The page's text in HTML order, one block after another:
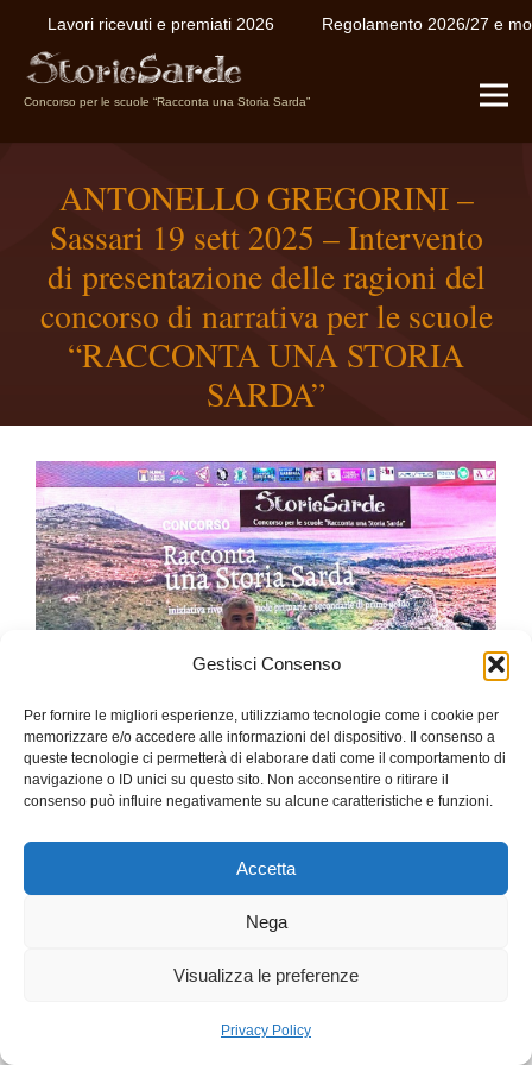
Gestisci Consenso
Per fornire le migliori esperienze, utilizziamo tecnologie come i cookie per
memorizzare e/o accedere alle informazioni del dispositivo. Il consenso a
queste tecnologie ci permetterà di elaborare dati come il comportamento di
navigazione o ID unici su questo sito. Non acconsentire o ritirare il
consenso può influire negativamente su alcune caratteristiche e funzioni.
Accetta
Nega
Visualizza le preferenze
Privacy Policy
Lavori ricevuti e premiati 2026 Regolamento 2026/27 e
Concorso per le scuole “Racconta una Storia Sarda”
ANTONELLO GREGORINI –
Sassari 19 sett 2025 – Intervento
di presentazione delle ragioni del
concorso di narrativa per le scuole
“RACCONTA UNA STORIA
SARDA”
Contatti:storiesarde2025@gmail.com